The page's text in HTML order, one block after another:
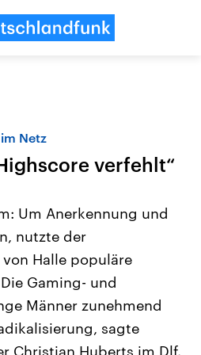
6.
aus
USA
Aktuelle Beiträge,
Hintergründe
Wirtschaftlich und
gehören die Vereinigten
den mächtigsten Ländern
mit großem Einfluss auf
Netz
verfehlt“
Um Anerkennung und
nutzte der
Halle populäre
Gaming- und
Männer zunehmend
sagte
Christian Huberts im Dlf.